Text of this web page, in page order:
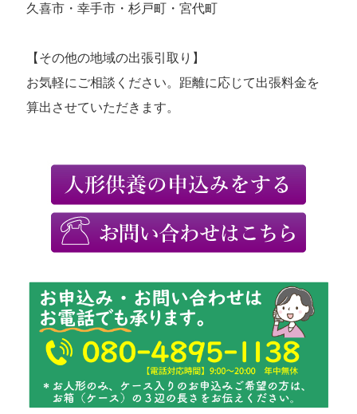
久喜市・幸手市・杉戸町・宮代町
【その他の地域の出張引取り】
お気軽にご相談ください。距離に応じて出張料金を
算出させていただきます。